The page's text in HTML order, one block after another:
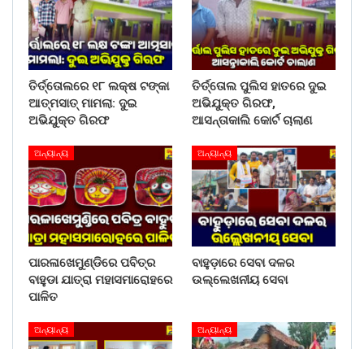
ତିର୍ତ୍ତୋଲରେ ୧୮ ଲକ୍ଷ ଟଙ୍କା
ଆତ୍ମସାତ୍ ମାମଲା: ଦୁଇ
ଅଭିଯୁକ୍ତ ଗିରଫ
ତିର୍ତ୍ତୋଲ ପୁଲିସ ହାତରେ ଦୁଇ
ଅଭିଯୁକ୍ତ ଗିରଫ,
ଆସନ୍ତାକାଲି କୋର୍ଟ ଚାଲାଣ
ଅନ୍ୟାନ୍ୟ
ପାରଳାଖେମୁଣ୍ଡିରେ ପବିତ୍ର
ବାହୁଡା ଯାତ୍ରା ମହାସମାରୋହରେ
ପାଳିତ
ଅନ୍ୟାନ୍ୟ
ବାହୁଡ଼ାରେ ସେବା ଦଳର
ଉଲ୍ଲେଖନୀୟ ସେବା
ଅନ୍ୟାନ୍ୟ ଅନ୍ୟାନ୍ୟ